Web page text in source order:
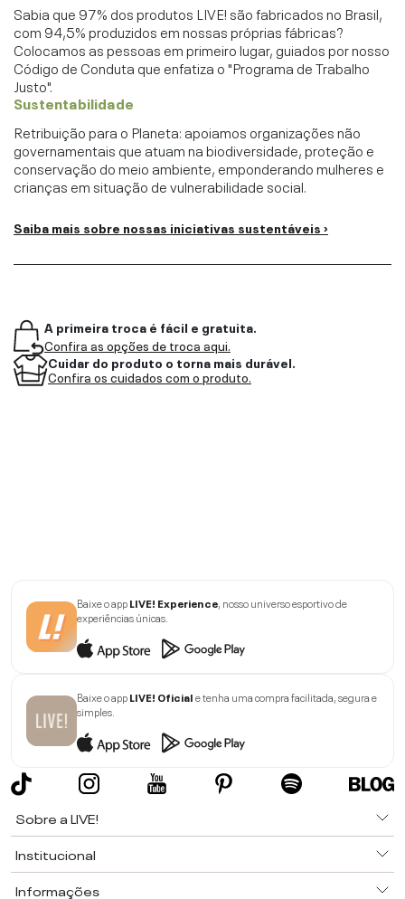
Sabia que 97% dos produtos LIVE! são fabricados no Brasil,
com 94,5% produzidos em nossas próprias fábricas?
Colocamos as pessoas em primeiro lugar, guiados por nosso
Código de Conduta que enfatiza o "Programa de Trabalho
Justo".
Sustentabilidade
Retribuição para o Planeta: apoiamos organizações não
governamentais que atuam na biodiversidade, proteção e
conservação do meio ambiente, emponderando mulheres e
crianças em situação de vulnerabilidade social.
Saiba mais sobre nossas iniciativas sustentáveis ›
A primeira troca é fácil e gratuita.
Confira as opções de troca aqui.
Cuidar do produto o torna mais durável.
Confira os cuidados com o produto.
Baixe o appLIVE! Experience , nosso universo esportivo de
experiências únicas.
Baixe o appLIVE! Oficiale tenha uma compra facilitada, segura e
simples.
Sobre a LIVE!
Institucional
Informações